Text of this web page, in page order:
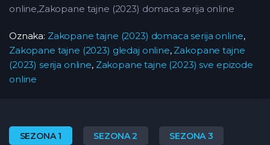
online,Zakopane tajne (2023) domaca serija online
Oznaka: Zakopane tajne (2023) domaca serija online,
Zakopane tajne (2023) gledaj online, Zakopane tajne
(2023) serija online, Zakopane tajne (2023) sve epizode
online
SEZONA 1 SEZONA 2 SEZONA 3